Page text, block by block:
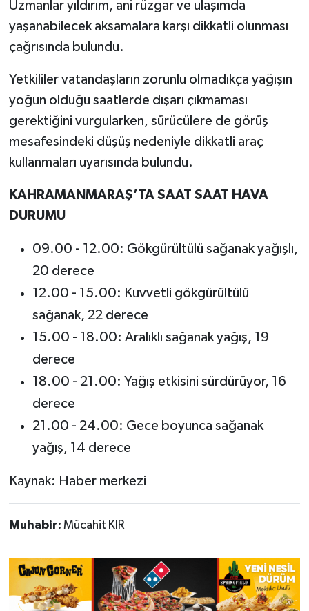
Uzmanlar yıldırım, ani rüzgar ve ulaşımda
yaşanabilecek aksamalara karşı dikkatli olunması
çağrısında bulundu.
Yetkililer vatandaşların zorunlu olmadıkça yağışın
yoğun olduğu saatlerde dışarı çıkmaması
gerektiğini vurgularken, sürücülere de görüş
mesafesindeki düşüş nedeniyle dikkatli araç
kullanmaları uyarısında bulundu.
KAHRAMANMARAŞ’TA SAAT SAAT HAVA
DURUMU
09.00 - 12.00: Gökgürültülü sağanak yağışlı,
20 derece
12.00 - 15.00: Kuvvetli gökgürültülü
sağanak, 22 derece
15.00 - 18.00: Aralıklı sağanak yağış, 19
derece
18.00 - 21.00: Yağış etkisini sürdürüyor, 16
derece
21.00 - 24.00: Gece boyunca sağanak
yağış, 14 derece
Kaynak: Haber merkezi
Muhabir: Mücahit KIR